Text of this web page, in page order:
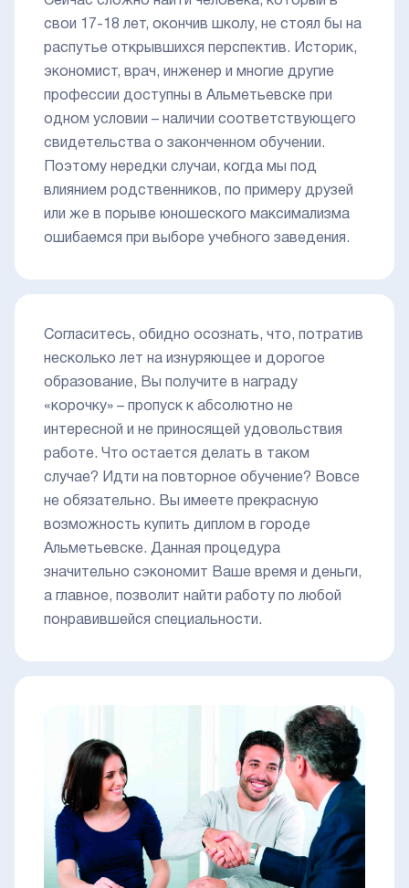
свои 17-18 лет, окончив школу, не стоял бы на
распутье открывшихся перспектив. Историк,
экономист, врач, инженер и многие другие
профессии доступны в Альметьевске при
одном условии – наличии соответствующего
свидетельства о законченном обучении.
Поэтому нередки случаи, когда мы под
влиянием родственников, по примеру друзей
или же в порыве юношеского максимализма
ошибаемся при выборе учебного заведения.
Согласитесь, обидно осознать, что, потратив
несколько лет на изнуряющее и дорогое
образование, Вы получите в награду
«корочку» – пропуск к абсолютно не
интересной и не приносящей удовольствия
работе. Что остается делать в таком
случае? Идти на повторное обучение? Вовсе
не обязательно. Вы имеете прекрасную
возможность купить диплом в городе
Альметьевске. Данная процедура
значительно сэкономит Ваше время и деньги,
а главное, позволит найти работу по любой
понравившейся специальности.